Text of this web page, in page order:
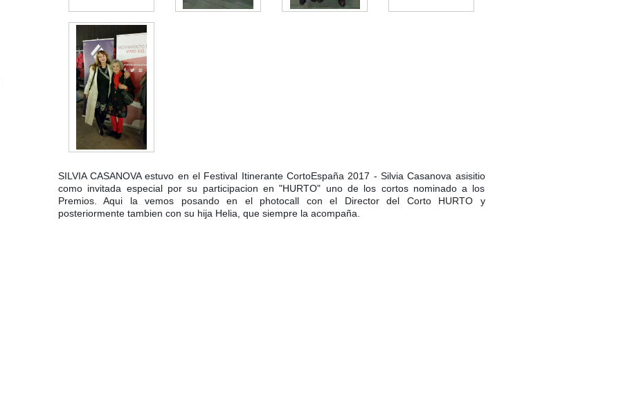
SILVIA CASANOVA estuvo en el Festival Itinerante CortoEspaña 2017 - Silvia Casanova asisitio
como invitada especial por su participacion en "HURTO" uno de los cortos nominado a los
Premios. Aqui la vemos posando en el photocall con el Director del Corto HURTO y
posteriormente tambien con su hija Helia, que siempre la acompaña.